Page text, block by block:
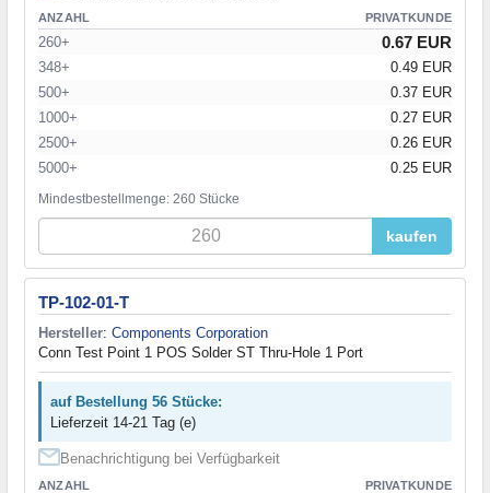
ANZAHL PRIVATKUNDE
260+ 0.67 EUR
348+
0.49 EUR
500+
0.37 EUR
1000+
0.27 EUR
2500+
0.26 EUR
5000+
0.25 EUR
Mindestbestellmenge: 260 Stücke
kaufen
TP-102-01-T
Hersteller: Components Corporation
Conn Test Point 1 POS Solder ST Thru-Hole 1 Port
auf Bestellung 56 Stücke:
Lieferzeit 14-21 Tag (e)
Benachrichtigung bei Verfügbarkeit
ANZAHL PRIVATKUNDE